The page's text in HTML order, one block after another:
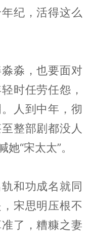
纪，活得这么
淼，也要面对
时任劳任怨，
人到中年，彻
整部剧都没人
“宋太太”。
和功成名就同
宋思明压根不
了，糟糠之妻